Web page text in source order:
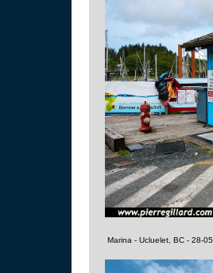
Marina - Ucluelet, BC - 28-